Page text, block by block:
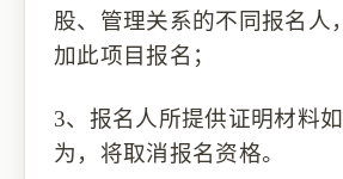
股、管理关系的不同报名人
加此项目报名 ；
3、 报名人所提供证明材料
为，将取消报名资格。